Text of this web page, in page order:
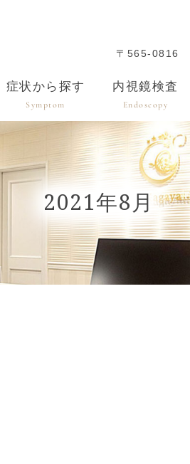
〒565-0816
症状から探す
Symptom
内視鏡検査
Endoscopy
2021年8月